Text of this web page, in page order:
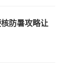
防暑攻略让